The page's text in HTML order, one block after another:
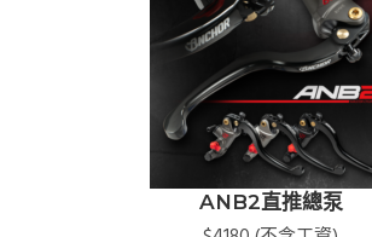
ANB2直推總泵